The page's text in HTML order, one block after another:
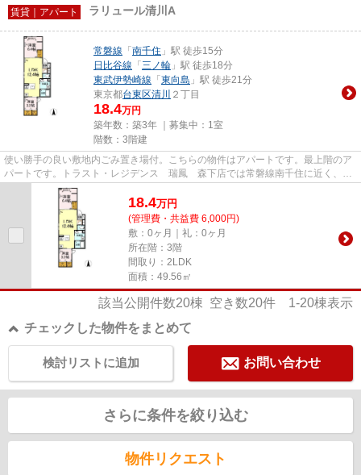
賃貸｜アパート ラリュール清川A
常磐線 「 南千住 」駅 徒歩15分
日比谷線 「 三ノ輪 」駅 徒歩18分
東武伊勢崎線 「 東向島 」駅 徒歩21分
東京都台東区清川 ２丁目
18.4万円
築年数：築3年 ｜募集中： 1室
階数：3階建
使い勝手の良い敷地内ごみ置き場付。こちらの物件はアパートです。最上階のア
パートです。トラスト・レジデンス 瑞鳳 森下店では常磐線南千住に近く、交
通アクセス良好な不動産情報...
18.4万円
(管理費・共益費 6,000円)
敷：0ヶ月｜礼：0ヶ月
所在階：3階
間取り：2LDK
面積：49.56㎡
該当公開件数20棟 空き数20件 1-20棟表示
チェックした物件をまとめて
お問い合わせ
検討リストに追加
さらに条件を絞り込む
物件リクエスト